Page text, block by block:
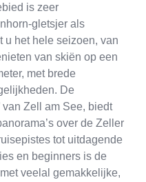
is zeer
gletsjer als
u het hele seizoen, van
van skiën op een
met brede
De
van Zell am See, biedt
over de Zeller
tot uitdagende
en beginners is de
veelal gemakkelijke,